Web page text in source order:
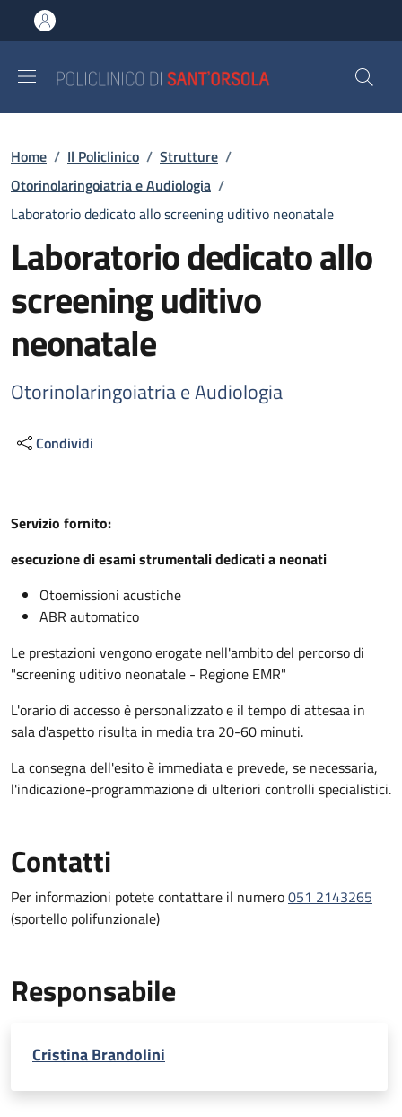
al contenuto principale
to footer content
Briciole di pane
Home / Il Policlinico / Strutture /
Otorinolaringoiatria e Audiologia /
Laboratorio dedicato allo screening uditivo neonatale
Laboratorio dedicato allo
screening uditivo
neonatale
Otorinolaringoiatria e Audiologia
Condividi
Descrizione
Servizio fornito:
esecuzione di esami strumentali dedicati a neonati
Otoemissioni acustiche
ABR automatico
Le prestazioni vengono erogate nell'ambito del percorso di
"screening uditivo neonatale - Regione EMR"
L'orario di accesso è personalizzato e il tempo di attesaa in
sala d'aspetto risulta in media tra 20-60 minuti.
La consegna dell'esito è immediata e prevede, se necessaria,
l'indicazione-programmazione di ulteriori controlli specialistici.
Contatti
Per informazioni potete contattare il numero051 2143265
(sportello polifunzionale)
Responsabile
Cristina Brandolini